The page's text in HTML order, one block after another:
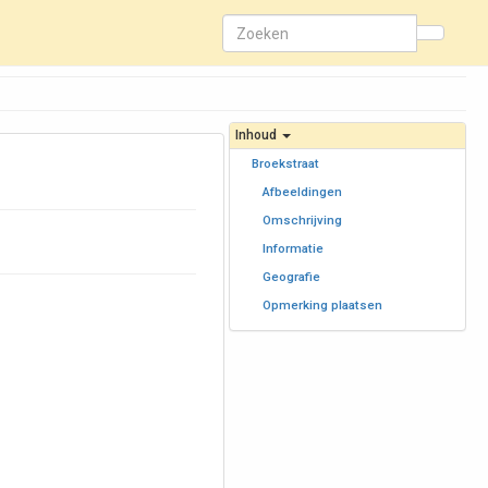
Inhoud
Broekstraat
Afbeeldingen
Omschrijving
Informatie
Geografie
Opmerking plaatsen